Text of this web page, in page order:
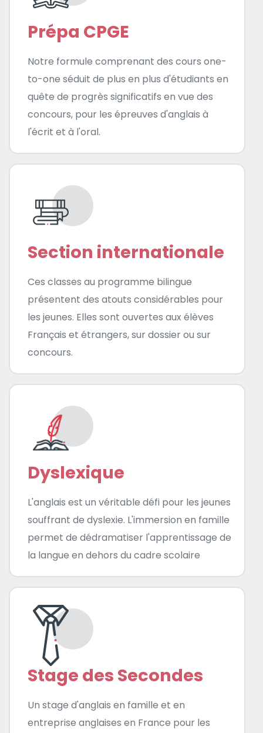
Prépa CPGE
Notre formule comprenant des cours one-
to-one séduit de plus en plus d'étudiants en
quête de progrès significatifs en vue des
concours, pour les épreuves d'anglais à
l'écrit et à l'oral.
Section internationale
Ces classes au programme bilingue
présentent des atouts considérables pour
les jeunes. Elles sont ouvertes aux élèves
Français et étrangers, sur dossier ou sur
concours.
Dyslexique
L'anglais est un véritable défi pour les jeunes
souffrant de dyslexie. L'immersion en famille
permet de dédramatiser l'apprentissage de
la langue en dehors du cadre scolaire
Stage des Secondes
Un stage d'anglais en famille et en
entreprise anglaises en France pour les